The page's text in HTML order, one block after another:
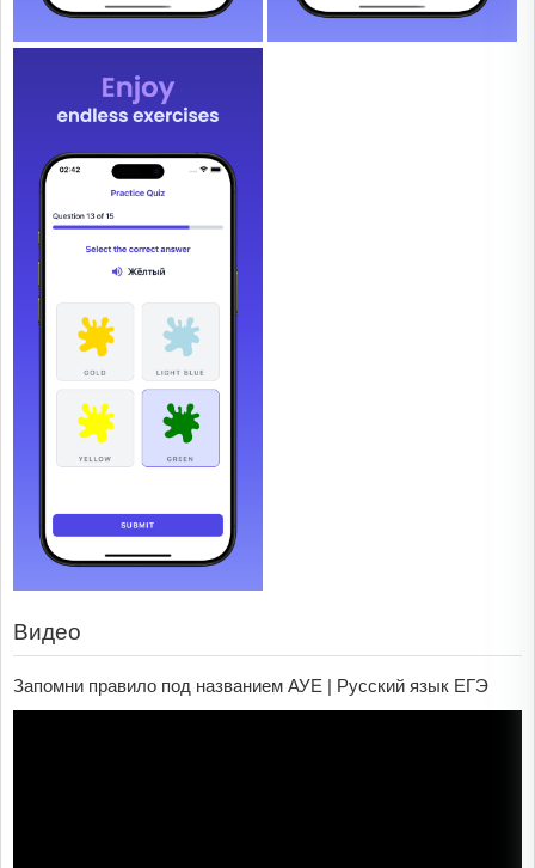
Видео
Запомни правило под названием АУЕ | Русский язык ЕГЭ